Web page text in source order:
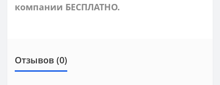
компании БЕСПЛАТНО.
Отзывов (0)